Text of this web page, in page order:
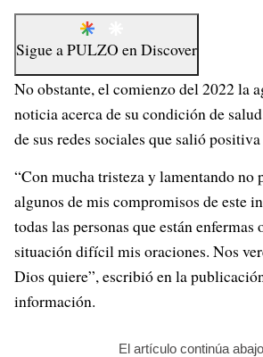
Sigue aPULZO enDiscover
No obstante, el comienzo del 2022 la
noticia acerca de su condición de
de sus redes sociales que salió
“Con mucha tristeza y lamentando no
algunos de mis compromisos de este
todas las personas que están enfermas
situación difícil mis oraciones. Nos
Dios quiere”, escribió en la
información.
El artículo continúa abajo